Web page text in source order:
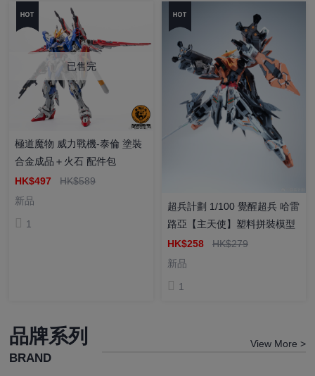
已售完
極道魔物 威力戰機-泰倫 塗裝
合金成品＋火石 配件包
HK$497HK$589
新品
1
超兵計劃 1/100 覺醒超兵 哈雷
路亞【主天使】塑料拼裝模型
HK$258 HK$279
新品
1
品牌系列
BRAND
View More >